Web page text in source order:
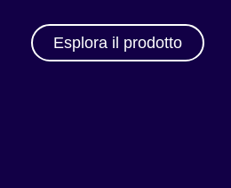
Esplora il prodotto